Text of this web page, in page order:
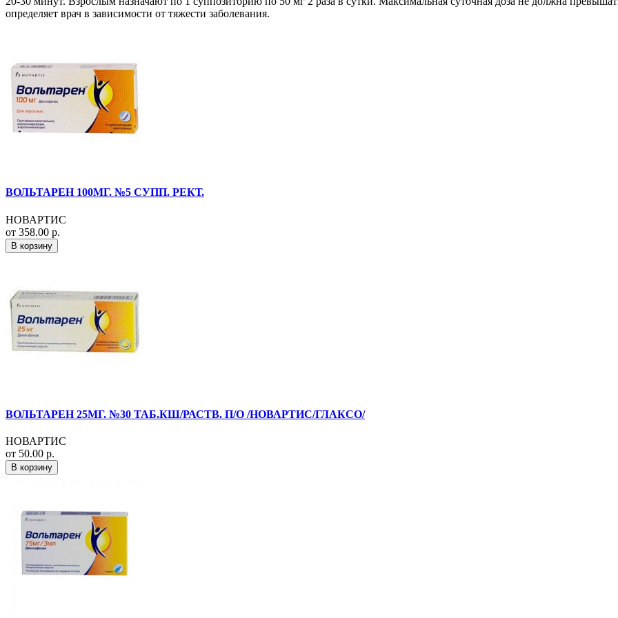
определяет врач в зависимости от тяжести заболевания.
ВОЛЬТАРЕН 100МГ. №5 СУПП. РЕКТ.
НОВАРТИС
от 358.00 р.
В корзину
ВОЛЬТАРЕН 25МГ. №30 ТАБ.КШ/РАСТВ. П/О /НОВАРТИС/ГЛАКСО/
НОВАРТИС
от 50.00 р.
В корзину